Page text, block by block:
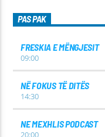
PAS PAK
FRESKIA E MËNGJESIT
09:00
NË FOKUS TË DITËS
14:30
NE MEXHLIS PODCAST
20:00